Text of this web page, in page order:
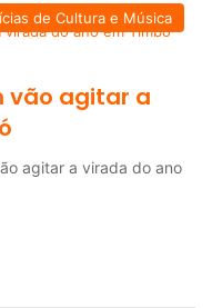
de Cultura e Música
vão agitar a
agitar a virada do ano